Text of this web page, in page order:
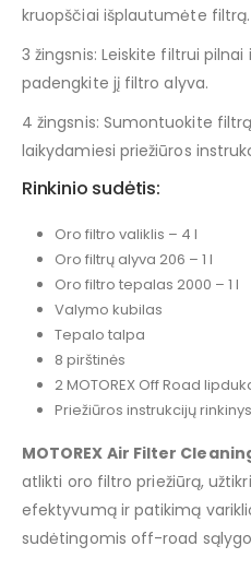
kruopščiai išplautumėte filtrą.
3 žingsnis: Leiskite filtrui
padengkite jį filtro alyva.
4 žingsnis: Sumontuokite
laikydamiesi priežiūros
Rinkinio sudėtis:
Oro filtro valiklis – 4 l
Oro filtrų alyva 206 – 1 l
Oro filtro tepalas 2000 – 1 l
Valymo kubilas
Tepalo talpa
8 pirštinės
2 MOTOREX Off Road
Priežiūros instrukcijų rinkinys
MOTOREX Air Filter
atlikti oro filtro priežiūrą,
efektyvumą ir patikimą
sudėtingomis off-road